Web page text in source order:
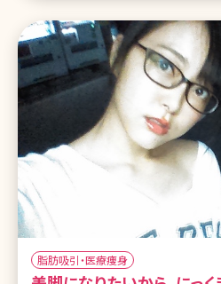
に変わるのが分かった。ダウンタイ
変化が起こっていたのだ。 ▼北条か
引レポート前編はこちら! [ctb column]
がビキビキ痛み始める 脂肪吸引から
れていた。「痛みも減ってきたし、スタ
っとラクだな
脂肪吸引・医療痩身